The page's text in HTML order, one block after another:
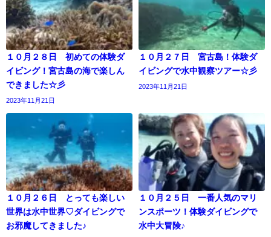
１０月２８日 初めての体験ダ
イビング！宮古島の海で楽しん
できました☆彡
2023年11月21日
１０月２７日 宮古島！体験ダ
イビングで水中観察ツアー☆彡
2023年11月21日
１０月２６日 とっても楽しい
世界は水中世界♡ダイビングで
お邪魔してきました♪
１０月２５日 一番人気のマリ
ンスポーツ！体験ダイビングで
水中大冒険♪